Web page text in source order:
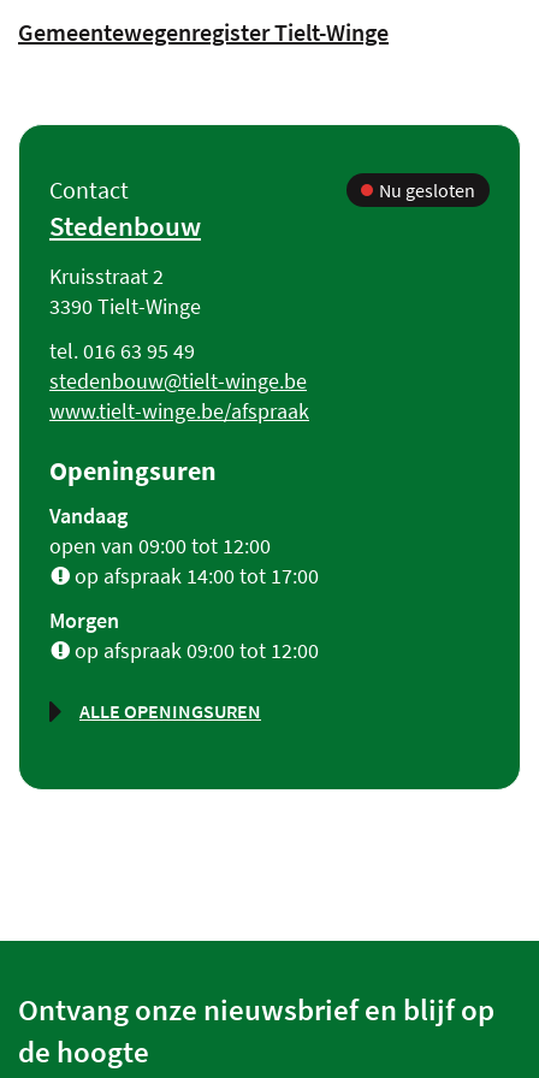
Overzicht
Gemeentewegenregister Tielt-Winge
Contact
Contact
Stedenbouw
Nu gesloten
Adres
Kruisstraat 2
,3390Tielt-Winge
Tel.016 63 95 49
E-
mail
stedenbouw@tielt-winge.be
Website
www.tielt-winge.be/afspraak
Openingsuren
Vandaag
open van 09:00tot 12:00
op afspraak 14:00tot 17:00
Morgen
op afspraak09:00tot 12:00
ALLE OPENINGSUREN
Ontvang onze nieuwsbrief en blijf op
de hoogte